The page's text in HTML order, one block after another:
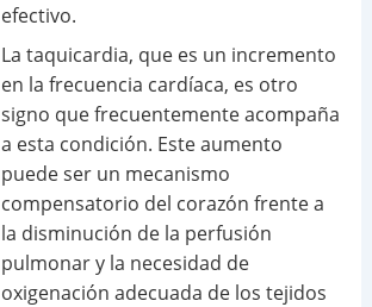
efectivo.
La taquicardia, que es un incremento
en la frecuencia cardíaca, es otro
signo que frecuentemente acompaña
a esta condición. Este aumento
puede ser un mecanismo
compensatorio del corazón frente a
la disminución de la perfusión
pulmonar y la necesidad de
oxigenación adecuada de los tejidos